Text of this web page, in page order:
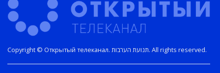
Copyright © Открытый телеканал. תנועת הערבות. All rights reserved.